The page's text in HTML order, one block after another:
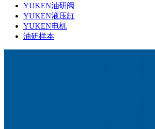
YUKEN油研阀
YUKEN液压缸
YUKEN电机
油研样本